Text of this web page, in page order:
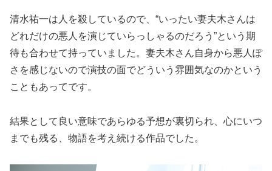
清水祐一は人を殺しているので、“いったい妻夫木さんは
どれだけの悪人を演じていらっしゃるのだろう”という期
待も合わせて持っていました。妻夫木さん自身から悪人ぽ
さを感じないので演技の面でどういう雰囲気なのかという
こともあってです。
結果として良い意味であらゆる予想が裏切られ、心にいつ
までも残る、物語を考え続ける作品でした。